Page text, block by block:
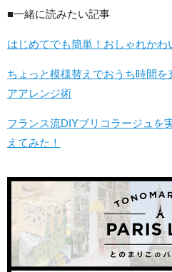
■一緒に読みたい記事
はじめてでも簡単！おしゃれか
ちょっと模様替えでおうち時間を
アアレンジ術
フランス流DIYブリコラージュを
えてみた！